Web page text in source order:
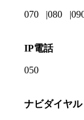
070 080
IP電話
050
ナビダイヤル